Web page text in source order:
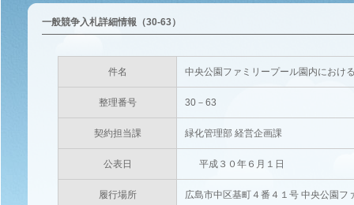
一般競争入札詳細情報（30-63）
件名 中央公園ファミリープール園内におけ
整理番号 30－63
契約担当課 緑化管理部 経営企画課
公表日 平成３０年６月１日
履行場所 広島市中区基町４番４１号 中央公園フ